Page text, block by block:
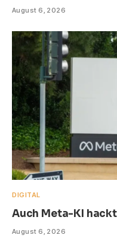
August 6, 2026
DIGITAL
Auch Meta-KI
August 6, 2026